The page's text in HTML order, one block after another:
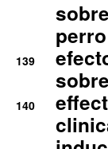
perro
139
140